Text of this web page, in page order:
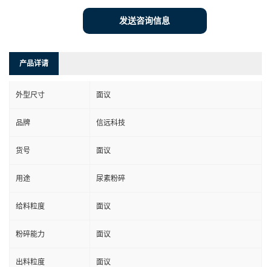
发送咨询信息
产品详请
外型尺寸 面议
品牌 信远科技
货号 面议
用途 尿素粉碎
给料粒度 面议
粉碎能力 面议
出料粒度 面议